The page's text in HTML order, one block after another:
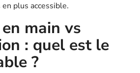
plus accessible.
main vs
: quel est le
?